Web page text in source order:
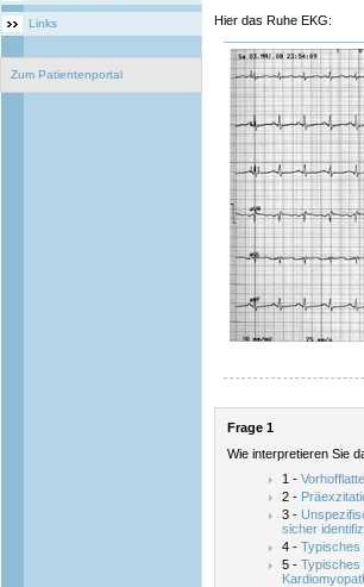
Links
Zum Patientenportal
Hier das Ruhe EKG:
Frage 1
Wie interpretieren Sie
1 -
2 -
3 -
sicher
4 - Typisches
5 - Typisches